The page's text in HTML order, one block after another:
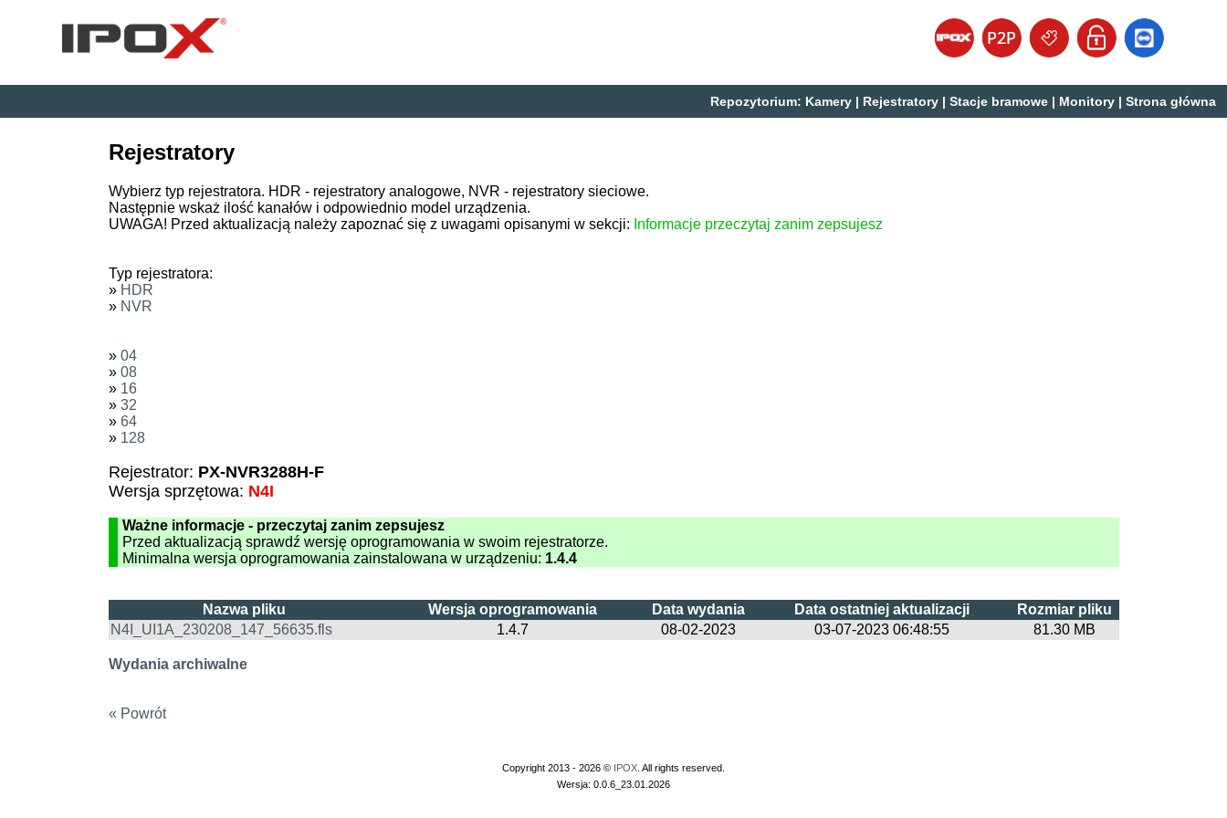
Repozytorium: Kamery | Rejestratory | Stacje bramowe | Monitory | Strona główna
Rejestratory
Wybierz typ rejestratora. HDR - rejestratory analogowe, NVR - rejestratory sieciowe.
Następnie wskaż ilość kanałów i odpowiednio model urządzenia.
UWAGA! Przed aktualizacją należy zapoznać się z uwagami opisanymi w sekcji: Informacje przeczytaj zanim zepsujesz
Typ rejestratora:
» HDR
» NVR
» 04
» 08
» 16
» 32
» 64
» 128
Rejestrator: PX-NVR3288H-F
Wersja sprzętowa: N4I
Ważne informacje - przeczytaj zanim zepsujesz
Przed aktualizacją sprawdź wersję oprogramowania w swoim rejestratorze.
Minimalna wersja oprogramowania zainstalowana w urządzeniu: 1.4.4
Nazwa pliku Wersja oprogramowania Data wydania Data ostatniej aktualizacji
Rozmiar pliku
N4I_UI1A_230208_147_56635.fls
1.4.7 08-02-2023 03-07-2023 06:48:55 81.30 MB
Wydania archiwalne
« Powrót
Copyright 2013 - 2026 © IPOX . All rights reserved.
Wersja: 0.0.6_23.01.2026